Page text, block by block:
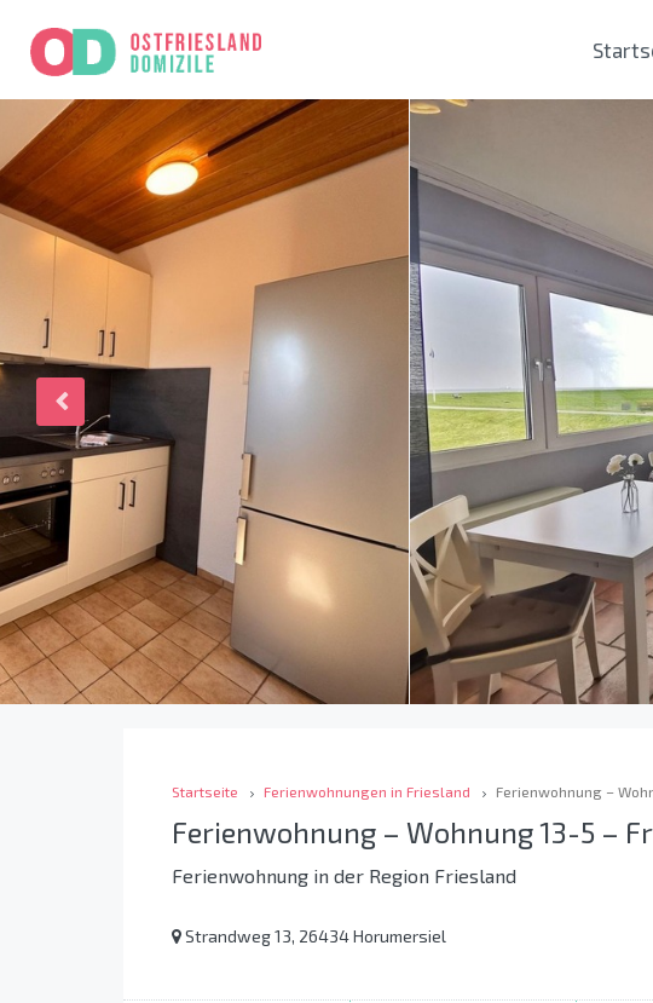
Startseite Ferienwohnungen in Friesland Ferienwohnung –
Ferienwohnung – Wohnung 13-5 –
Ferienwohnung in der Region Friesland
Strandweg 13, 26434 Horumersiel